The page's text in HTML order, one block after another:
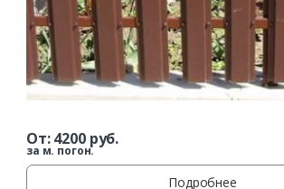
От:4200руб.
за м. погон.
Подробнее